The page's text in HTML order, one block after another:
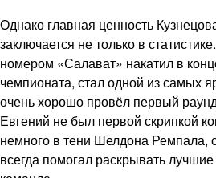
Однако главная ценность
заключается не только в
номером «Салават» накатил в
чемпионата, стал одной из самых
очень хорошо провёл первый
Евгений не был первой скрипкой
немного в тени Шелдона Ремпала,
всегда помогал раскрывать